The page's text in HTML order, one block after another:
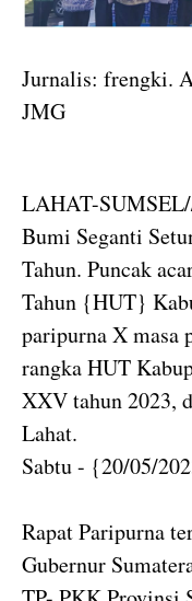
Jurnalis: frengki.
JMG
LAHAT-
Bumi Seganti
Tahun. Puncak
Tahun {HUT}
paripurna X masa
rangka HUT
XXV tahun 2023,
Lahat.
Sabtu - {20/05/
Rapat Paripurna
Gubernur